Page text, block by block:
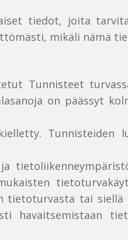
tiedot, joita
mikäli nämä
Tunnisteet
on päässyt
Tunnisteiden
tietoturvasta tai
havaitsemistaan